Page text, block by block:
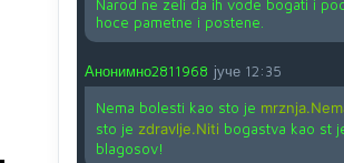
Narod ne zeli da ih vode bogati i
hoce pametne i postene.
Анонимно2811968 јуче 12:35
Nema bolesti kao sto je
sto je zdravlje.Niti bogastva kao st
blagosov!